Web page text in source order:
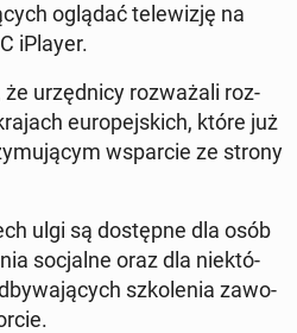
oglądać te­le­wi­zję na
iPlayer.
urzęd­ni­cy roz­wa­ża­li roz­
eu­ro­pej­skich, które już
wspar­cie ze strony
ulgi są do­stęp­ne dla osób
so­cjal­ne oraz dla nie­któ­
szko­le­nia za­wo­